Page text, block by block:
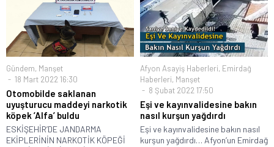
Gündem, Manşet
18 Mart 2022 16:30
Otomobilde saklanan
uyuşturucu maddeyi narkotik
köpek ’Alfa’ buldu
ESKİŞEHİR’DE JANDARMA
EKİPLERİNİN NARKOTİK KÖPEĞİ
Afyon Asayiş Haberleri, Emirdağ
Haberleri, Manşet
8 Şubat 2022 17:50
Eşi ve kayınvalidesine bakın
nasıl kurşun yağdırdı
Eşi ve kayınvalidesine bakın nasıl
kurşun yağdırdı… Afyon’un Emirdağ